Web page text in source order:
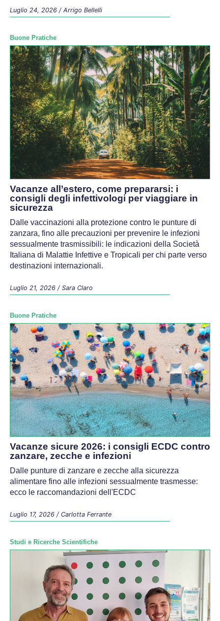
Luglio 24, 2026 / Arrigo Bellelli
Buone Pratiche
Vacanze all’estero, come prepararsi: i
consigli degli infettivologi per viaggiare in
sicurezza
Dalle vaccinazioni alla protezione contro le punture di
zanzara, fino alle precauzioni per prevenire le infezioni
sessualmente trasmissibili: le indicazioni della Società
Italiana di Malattie Infettive e Tropicali per chi parte verso
destinazioni internazionali.
Luglio 21, 2026 / Sara Claro
Buone Pratiche
Vacanze sicure 2026: i consigli ECDC contro
zanzare, zecche e infezioni
Dalle punture di zanzare e zecche alla sicurezza
alimentare fino alle infezioni sessualmente trasmesse:
ecco le raccomandazioni dell'ECDC
Luglio 17, 2026 / Carlotta Ferrante
Studi e Ricerche Scientifiche